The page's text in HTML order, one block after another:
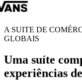
A SUITE DE
GLOBAIS
Uma suíte
experiências